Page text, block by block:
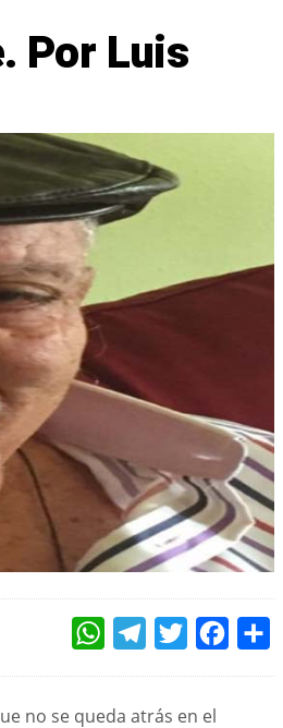
Por Luis
WHATSAPPTELEGRAMTWITTERFACEBOOK
no se queda atrás en el